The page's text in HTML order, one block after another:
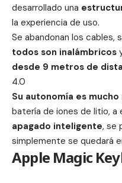
desarrollado una
la experiencia de uso.
Se abandonan los cables,
todos son inalámbricos
desde 9 metros de
4.0
Su autonomía es mucho
batería de iones de litio, a
apagado inteligente, se
simplemente se quedará
Apple Magic